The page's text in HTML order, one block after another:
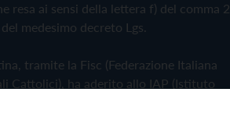
resa ai sensi della lettera f) del comma 2
medesimo decreto Lgs.
tramite la Fisc (Federazione Italiana
Cattolici), ha aderito allo IAP (Istituto